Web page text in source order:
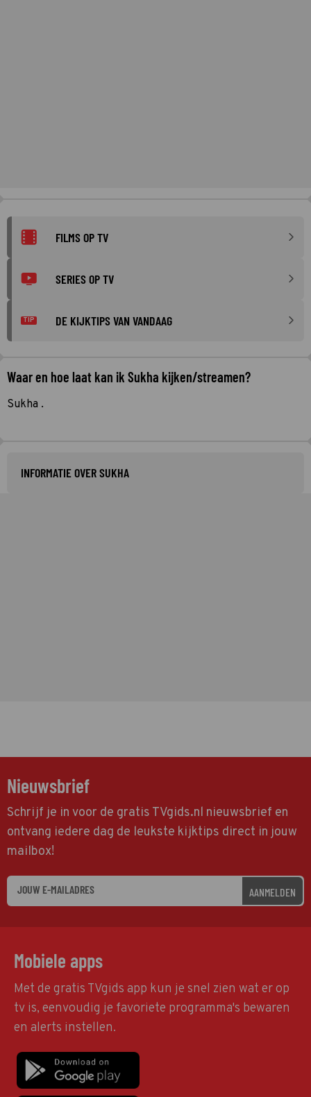
FILMS OP TV
SERIES OP TV
TIP DE KIJKTIPS VAN VANDAAG
Waar en hoe laat kan ik Sukha kijken/streamen?
Sukha .
INFORMATIE OVER SUKHA
Nieuwsbrief
Schrijf je in voor de gratis TVgids.nl nieuwsbrief en
ontvang iedere dag de leukste kijktips direct in jouw
mailbox!
AANMELDEN
Mobiele apps
Met de gratis TVgids app kun je snel zien wat er op
tv is, eenvoudig je favoriete programma's bewaren
en alerts instellen.